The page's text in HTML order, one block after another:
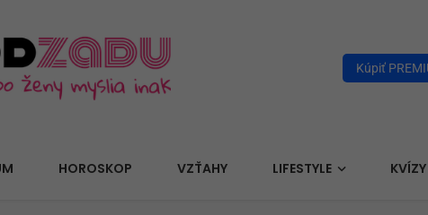
Kúpiť
HOROSKOP VZŤAHY LIFESTYLE KVÍZY